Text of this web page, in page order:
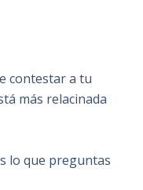
contestar a tu
más relacinada
lo que preguntas